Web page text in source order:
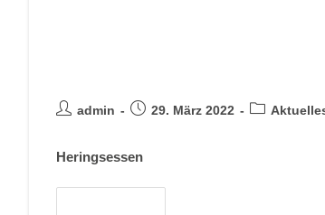
admin 29. März 2022
Heringsessen